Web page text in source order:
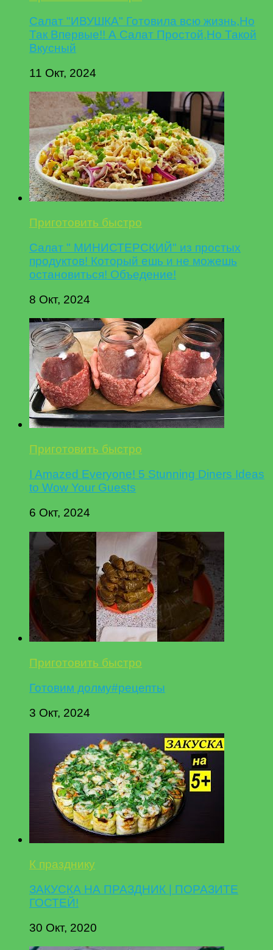
Салат "ИВУШКА" Готовила всю жизнь,Но
Так Впервые!! А Салат Простой,Но Такой
Вкусный
11 Окт, 2024
Приготовить быстро
Салат " МИНИСТЕРСКИЙ" из простых
продуктов! Который ешь и не можешь
остановиться! Объедение!
8 Окт, 2024
Приготовить быстро
I Amazed Everyone! 5 Stunning Diners Ideas
to Wow Your Guests
6 Окт, 2024
Приготовить быстро
Готовим долму#рецепты
3 Окт, 2024
К празднику
ЗАКУСКА НА ПРАЗДНИК | ПОРАЗИТЕ
ГОСТЕЙ!
30 Окт, 2020